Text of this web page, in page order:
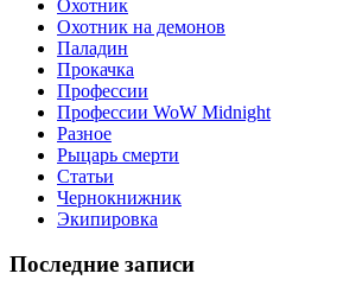
Охотник
Охотник на демонов
Паладин
Прокачка
Профессии
Профессии WoW Midnight
Разное
Рыцарь смерти
Статьи
Чернокнижник
Экипировка
Последние записи